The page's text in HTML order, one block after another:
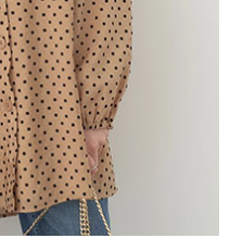
AFTEE先享後付」服務完成之交
，並將交易相關給付款項請求債
網址：
或監護人之同意方可使用
起之損失，本公司不負相關責
別帳號之用戶狀況，依本公司即
足之情形，本公司將視審查結果
費
費
費